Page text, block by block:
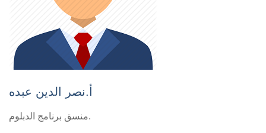
أ.نصر الدين عبده
منسق برنامج الدبلوم.